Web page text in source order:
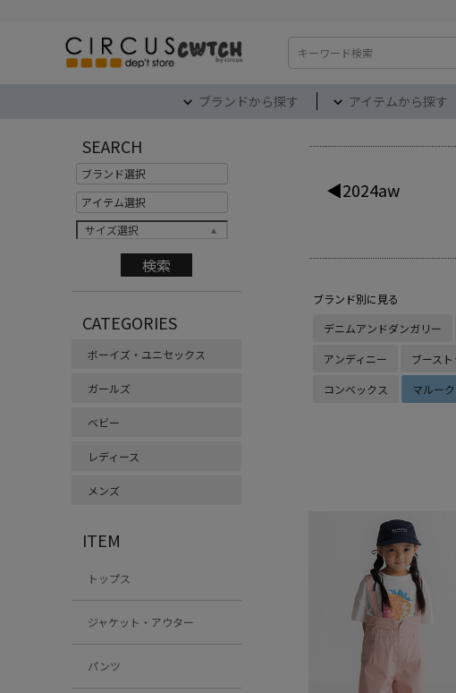
検索
ブランドから探す アイテムから探す
SEARCH
サイズ選択
CATEGORIES
ボーイズ・ユニセックス
ガールズ
ベビー
レディース
メンズ
ITEM
トップス
ジャケット・アウター
パンツ
◀2024aw
ブランド別に見る
デニムアンドダンガリー
アンディニー
ブースト
コンベックス
マルーク